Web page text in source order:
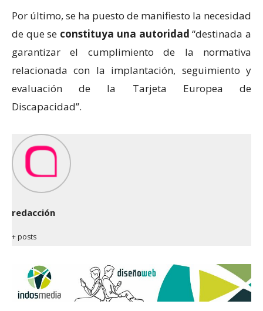
Por último, se ha puesto de manifiesto la necesidad
de que se constituya una autoridad “destinada a
garantizar el cumplimiento de la normativa
relacionada con la implantación, seguimiento y
evaluación de la Tarjeta Europea de
Discapacidad”.
redacción
+ posts